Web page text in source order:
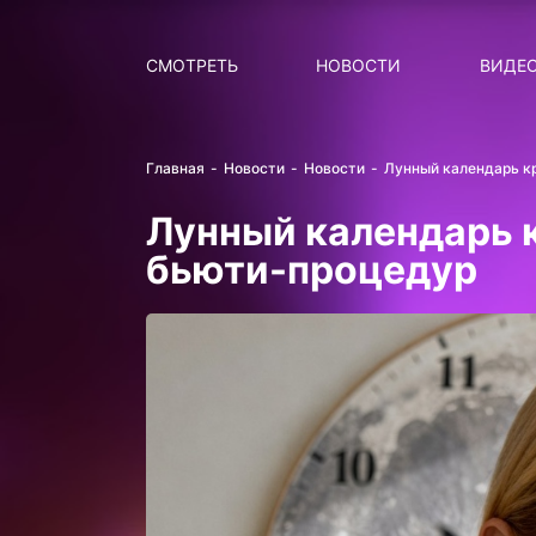
СМОТРЕТЬ НОВОСТИ
Главная Новости Новости Лунный календарь
Лунный календарь
бьюти-процедур